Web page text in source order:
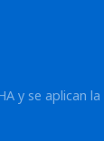
y se aplican la